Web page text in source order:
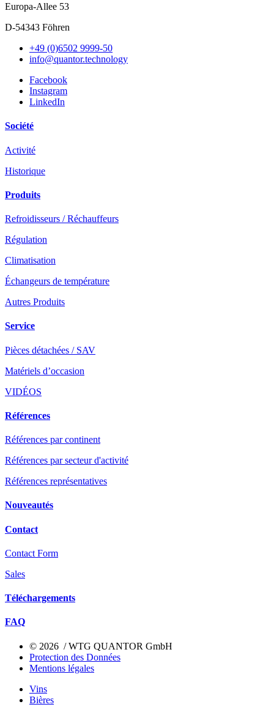
Europa-Allee 53
D-54343 Föhren
+49 (0)6502 9999-50
info@quantor.technology
Facebook
Instagram
LinkedIn
Société
Activité
Historique
Produits
Refroidisseurs / Réchauffeurs
Régulation
Climatisation
Échangeurs de température
Autres Produits
Service
Pièces détachées / SAV
Matériels d’occasion
VIDÉOS
Références
Références par continent
Références par secteur d'activité
Références représentatives
Nouveautés
Contact
Contact Form
Sales
Téléchargements
FAQ
© 2026 / WTG QUANTOR GmbH
Protection des Données
Mentions légales
Vins
Bières